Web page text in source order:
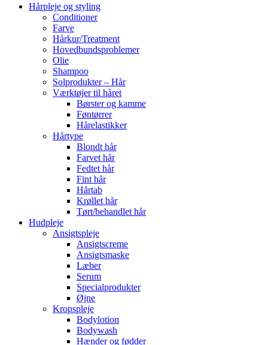
Hårpleje og styling
Conditioner
Farve
Hårkur/Treatment
Hovedbundsproblemer
Olie
Shampoo
Solprodukter – Hår
Værktøjer til håret
Børster og kamme
Føntørrer
Hårelastikker
Hårtype
Blondt hår
Farvet hår
Fedtet hår
Fint hår
Hårtab
Krøllet hår
Tørt/behandlet hår
Hudpleje
Ansigtspleje
Ansigtscreme
Ansigtsmaske
Læber
Serum
Specialprodukter
Øjne
Kropspleje
Bodylotion
Bodywash
Hænder og fødder